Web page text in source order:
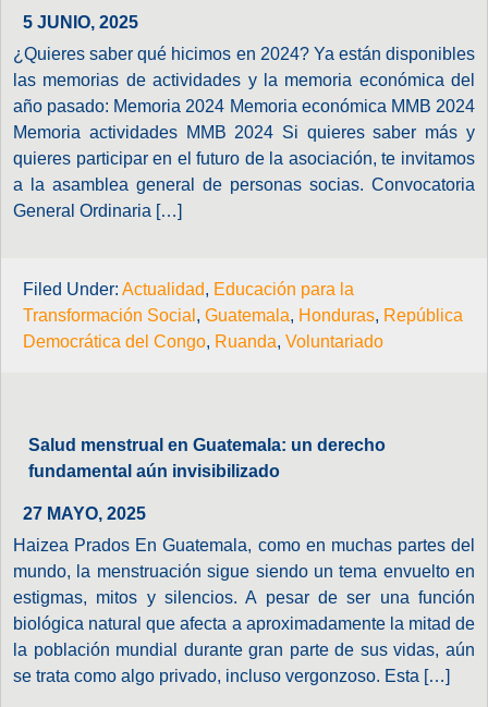
5 JUNIO, 2025
¿Quieres saber qué hicimos en 2024? Ya están disponibles
las memorias de actividades y la memoria económica del
año pasado: Memoria 2024 Memoria económica MMB 2024
Memoria actividades MMB 2024 Si quieres saber más y
quieres participar en el futuro de la asociación, te invitamos
a la asamblea general de personas socias. Convocatoria
General Ordinaria […]
Filed Under: Actualidad, Educación para la
Transformación Social , Guatemala, Honduras, República
Democrática del Congo, Ruanda, Voluntariado
Salud menstrual en Guatemala: un derecho
fundamental aún invisibilizado
27 MAYO, 2025
Haizea Prados En Guatemala, como en muchas partes del
mundo, la menstruación sigue siendo un tema envuelto en
estigmas, mitos y silencios. A pesar de ser una función
biológica natural que afecta a aproximadamente la mitad de
la población mundial durante gran parte de sus vidas, aún
se trata como algo privado, incluso vergonzoso. Esta […]